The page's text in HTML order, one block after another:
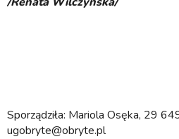
Sporządziła: Mariola Osęka, 29
ugobryte@obryte.pl